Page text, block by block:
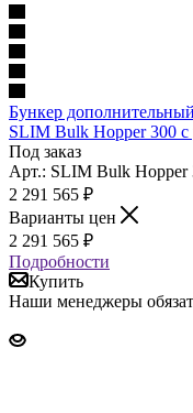
Бункер дополнительный
SLIM Bulk Hopper 300
Под заказ
Арт.: SLIM Bulk Hopper
2 291 565 ₽
Варианты цен
2 291 565 ₽
Подробности
Купить
Наши менеджеры